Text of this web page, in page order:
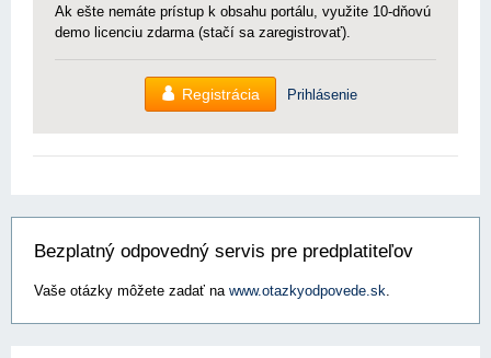
Ak ešte nemáte prístup k obsahu portálu, využite 10-dňovú
demo licenciu zdarma (stačí sa zaregistrovať).
Registrácia Prihlásenie
Bezplatný odpovedný servis pre predplatiteľov
Vaše otázky môžete zadať na www.otazkyodpovede.sk.